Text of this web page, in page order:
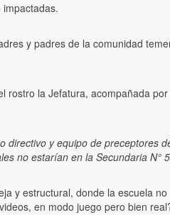
y padres de la comunidad
la Jefatura, acompañada
directivo y equipo de preceptores
no estarían en la Secundaria N°
y estructural, donde la escuela
en modo juego pero bien